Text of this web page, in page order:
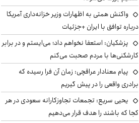
واکنش همتی به اظهارات وزیر خزانه‌داری آمریکا
درباره توافق با ایران +جزئیات
پزشکیان: استعفا نخواهم داد؛ می‌ایستم و در برابر
کارشکنی‌ها با مردم صحبت می‌کنم
پیام معنادار عراقچی: زمان آن فرا رسیده که
برادری واقعی را در پیش گیریم
یحیی سریع: تجمعات تجاوزکارانه سعودی در هر
کجا که باشند را هدف قرار می‌دهیم